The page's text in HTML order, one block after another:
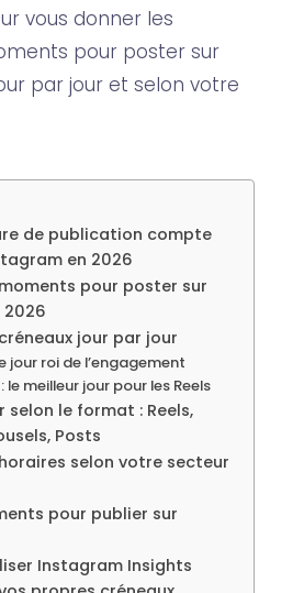
vous donner les
pour poster sur
par jour et selon votre
de publication compte
en 2026
pour poster sur
jour par jour
jour roi de l’engagement
le meilleur jour pour les Reels
selon le format : Reels,
Posts
selon votre secteur
pour publier sur
Instagram Insights